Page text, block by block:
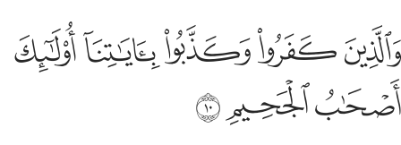
والذين كفروا وكذبوا باياتنا اولايك اصحاب الجحيم ١٠
وَٱلَّذِينَ كَفَرُوا۟ وَكَذَّبُوا۟ بِـَٔايَـٰتِنَآ أُو۟لَـٰٓئِكَ أَصْحَـٰبُ
ﱁﱂﱃﱄﱅ
ﱆﱇﱈ